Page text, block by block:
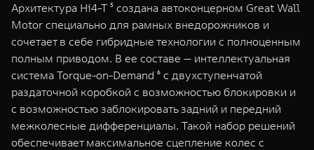
Архитектура Hi4-T ⁵ создана автоконцерном Great Wall
Motor специально для рамных внедорожников и
сочетает в себе гибридные технологии с полноценным
полным приводом. В ее составе — интеллектуальная
система Torque-on-Demand ⁶ с двухступенчатой
раздаточной коробкой с возможностью блокировки и
с возможностью заблокировать задний и передний
межколесные дифференциалы. Такой набор решений
обеспечивает максимальное сцепление колес с